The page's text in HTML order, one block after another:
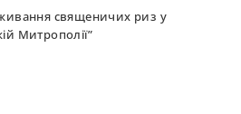
священичих риз у
Митрополії”